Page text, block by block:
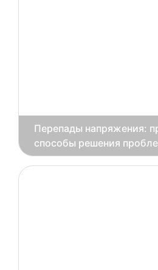
Перепады напряжения:
способы решения